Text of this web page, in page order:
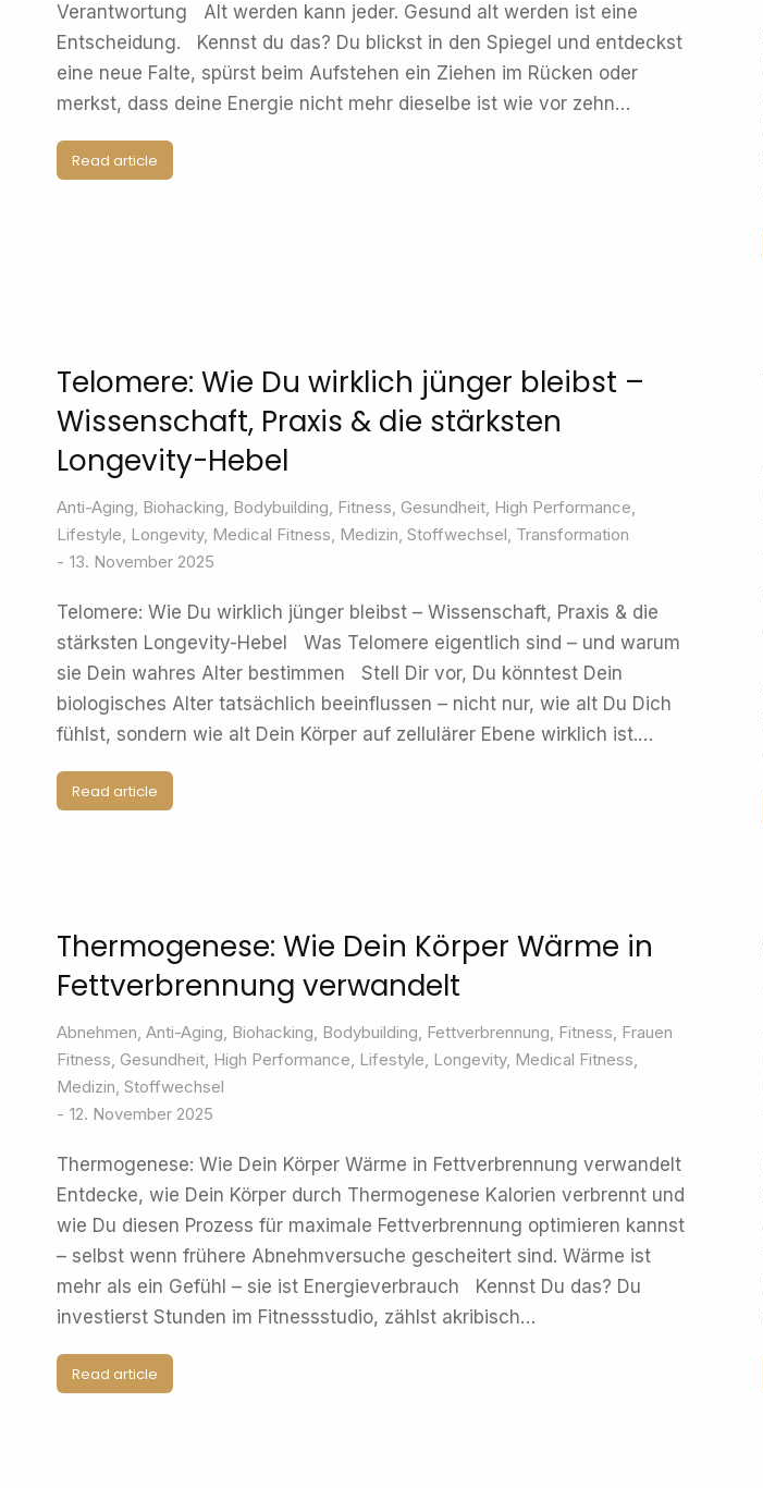
Verantwortung Alt werden kann jeder. Gesund alt werden ist eine
Entscheidung. Kennst du das? Du blickst in den Spiegel und entdeckst
eine neue Falte, spürst beim Aufstehen ein Ziehen im Rücken oder
merkst, dass deine Energie nicht mehr dieselbe ist wie vor zehn…
Read article
Telomere: Wie Du wirklich jünger bleibst –
Wissenschaft, Praxis & die stärksten
Longevity-Hebel
Anti-Aging, Biohacking, Bodybuilding, Fitness, Gesundheit, High Performance,
Lifestyle, Longevity, Medical Fitness, Medizin, Stoffwechsel, Transformation
13. November 2025
Telomere: Wie Du wirklich jünger bleibst – Wissenschaft, Praxis & die
stärksten Longevity-Hebel Was Telomere eigentlich sind – und warum
sie Dein wahres Alter bestimmen Stell Dir vor, Du könntest Dein
biologisches Alter tatsächlich beeinflussen – nicht nur, wie alt Du Dich
fühlst, sondern wie alt Dein Körper auf zellulärer Ebene wirklich ist.…
Read article
Thermogenese: Wie Dein Körper Wärme in
Fettverbrennung verwandelt
Abnehmen, Anti-Aging, Biohacking, Bodybuilding, Fettverbrennung, Fitness, Frauen
Fitness, Gesundheit, High Performance, Lifestyle, Longevity, Medical Fitness,
Medizin, Stoffwechsel
12. November 2025
Thermogenese: Wie Dein Körper Wärme in Fettverbrennung verwandelt
Entdecke, wie Dein Körper durch Thermogenese Kalorien verbrennt und
wie Du diesen Prozess für maximale Fettverbrennung optimieren kannst
– selbst wenn frühere Abnehmversuche gescheitert sind. Wärme ist
mehr als ein Gefühl – sie ist Energieverbrauch Kennst Du das? Du
investierst Stunden im Fitnessstudio, zählst akribisch…
Read article